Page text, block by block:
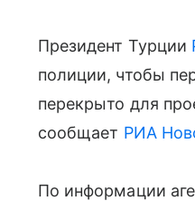
Президент Турции
полиции, чтобы
перекрыто для
сообщает РИА
По информации